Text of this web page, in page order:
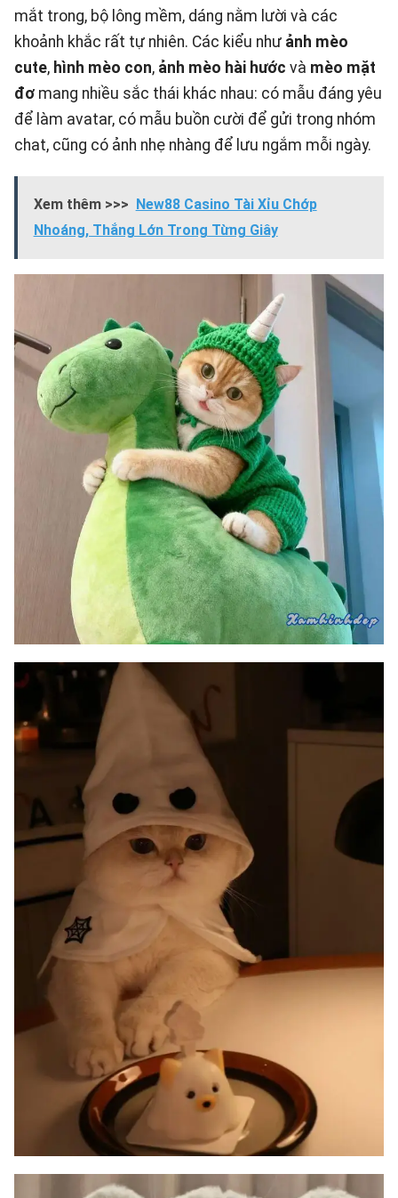
mắt trong, bộ lông mềm, dáng nằm lười và các
khoảnh khắc rất tự nhiên. Các kiểu như ảnh mèo
cute, hình mèo con, ảnh mèo hài hước và mèo mặt
đơ mang nhiều sắc thái khác nhau: có mẫu đáng yêu
để làm avatar, có mẫu buồn cười để gửi trong nhóm
chat, cũng có ảnh nhẹ nhàng để lưu ngắm mỗi ngày.
Xem thêm >>>
New88 Casino Tài Xỉu Chớp
Nhoáng, Thắng Lớn Trong Từng Giây